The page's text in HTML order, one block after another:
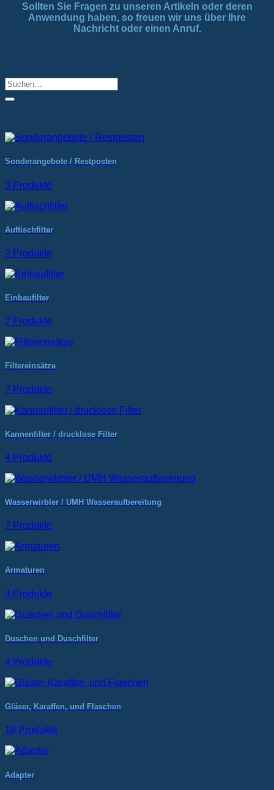
Sollten Sie Fragen zu unseren Artikeln oder deren
Anwendung haben, so freuen wir uns über Ihre
Nachricht oder einen Anruf.
Suchen
nach:
Sonderangebote / Restposten
3 Produkte
Auftischfilter
2 Produkte
Einbaufilter
2 Produkte
Filtereinsätze
7 Produkte
Kannenfilter / drucklose Filter
4 Produkte
Wasserwirbler / UMH Wasseraufbereitung
7 Produkte
Armaturen
4 Produkte
Duschen und Duschfilter
4 Produkte
Gläser, Karaffen, und Flaschen
18 Produkte
Adapter